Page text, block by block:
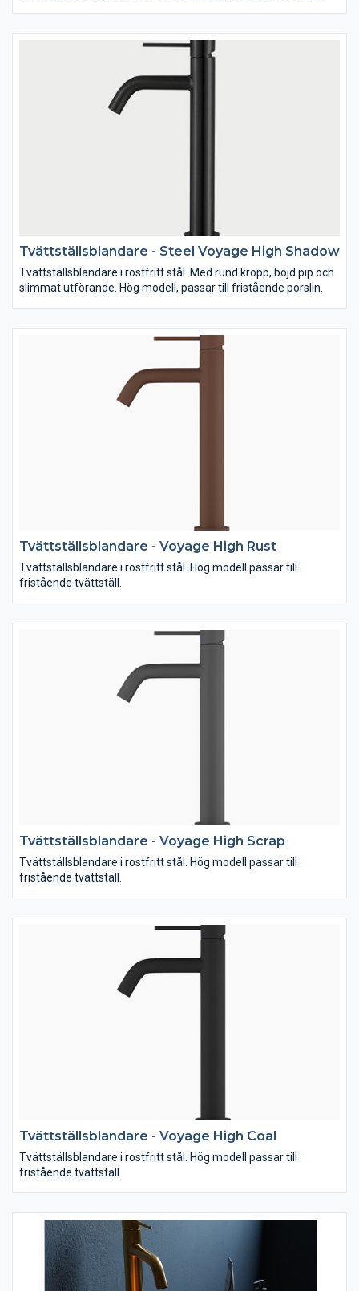
Tvättställsblandare - Steel Voyage High Shadow
Tvättställsblandare i rostfritt stål. Med rund kropp, böjd pip och
slimmat utförande. Hög modell, passar till fristående porslin.
Tvättställsblandare - Voyage High Rust
Tvättställsblandare i rostfritt stål. Hög modell passar till
fristående tvättställ.
Tvättställsblandare - Voyage High Scrap
Tvättställsblandare i rostfritt stål. Hög modell passar till
fristående tvättställ.
Tvättställsblandare - Voyage High Coal
Tvättställsblandare i rostfritt stål. Hög modell passar till
fristående tvättställ.